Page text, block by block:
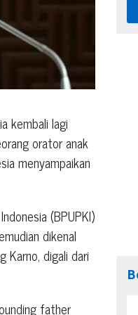
kembali lagi
orator anak
menyampaikan
(BPUPKI)
dikenal
Karno, digali dari
father